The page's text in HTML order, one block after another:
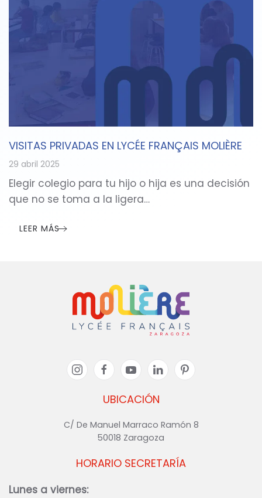
VISITAS PRIVADAS EN LYCÉE FRANÇAIS MOLIÈRE
29 abril 2025
Elegir colegio para tu hijo o hija es una decisión
que no se toma a la ligera…
LEER MÁS
UBICACIÓN
C/ De Manuel Marraco Ramón 8
50018 Zaragoza
HORARIO SECRETARÍA
Lunes a viernes: